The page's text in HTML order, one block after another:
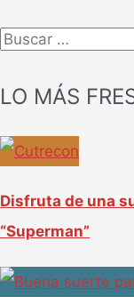
B
a
r
LO MÁS
Disfruta de una
“Superman”